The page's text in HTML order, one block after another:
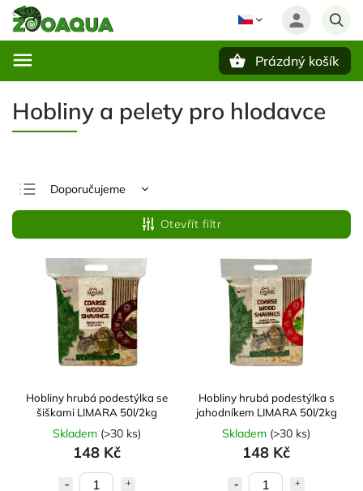
Prázdný košík
Hobliny a pelety pro hlodavce
Doporučujeme
Nejlevnější
Nejdražší
Nejprodávanější
Abecedně
Otevřít filtr
Hobliny hrubá podestýlka se
šiškami LIMARA 50l/2kg
Skladem (>30 ks)
148 Kč
Hobliny hrubá podestýlka s
jahodníkem LIMARA 50l/2kg
Skladem (>30 ks)
148 Kč